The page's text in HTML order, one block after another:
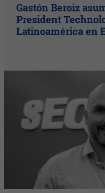
Gastón Beroiz
President
Latinoamérica en